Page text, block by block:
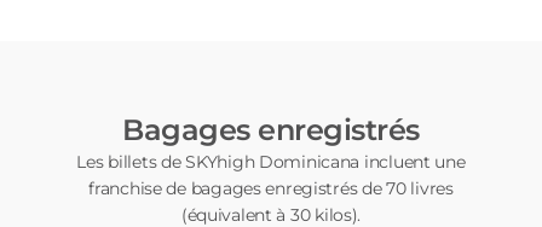
Bagages enregistrés
Les billets de SKYhigh Dominicana incluent une
franchise de bagages enregistrés de 70 livres
(équivalent à 30 kilos).